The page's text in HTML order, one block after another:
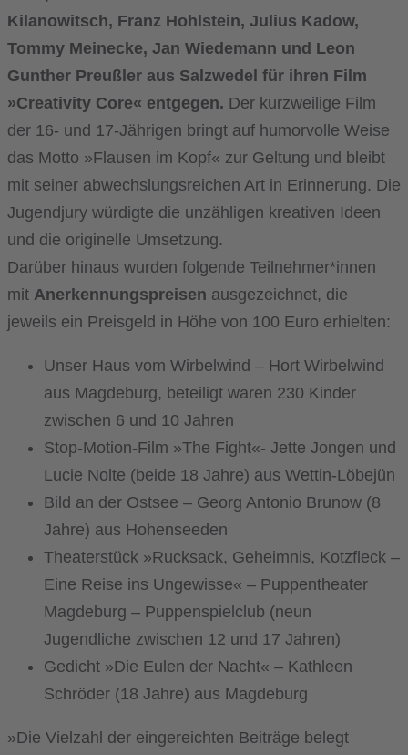
Kilanowitsch, Franz Hohlstein, Julius Kadow,
Tommy Meinecke, Jan Wiedemann und Leon
Gunther Preußler aus Salzwedel für ihren Film
»Creativity Core« entgegen. Der kurzweilige Film
der 16- und 17-Jährigen bringt auf humorvolle Weise
das Motto »Flausen im Kopf« zur Geltung und bleibt
mit seiner abwechslungsreichen Art in Erinnerung. Die
Jugendjury würdigte die unzähligen kreativen Ideen
und die originelle Umsetzung.
Darüber hinaus wurden folgende Teilnehmer*innen
mit Anerkennungspreisen ausgezeichnet, die
jeweils ein Preisgeld in Höhe von 100 Euro erhielten:
Unser Haus vom Wirbelwind – Hort Wirbelwind
aus Magdeburg, beteiligt waren 230 Kinder
zwischen 6 und 10 Jahren
Stop-Motion-Film »The Fight«- Jette Jongen und
Lucie Nolte (beide 18 Jahre) aus Wettin-Löbejün
Bild an der Ostsee – Georg Antonio Brunow (8
Jahre) aus Hohenseeden
Theaterstück »Rucksack, Geheimnis, Kotzfleck –
Eine Reise ins Ungewisse« – Puppentheater
Magdeburg – Puppenspielclub (neun
Jugendliche zwischen 12 und 17 Jahren)
Gedicht »Die Eulen der Nacht« – Kathleen
Schröder (18 Jahre) aus Magdeburg
»Die Vielzahl der eingereichten Beiträge belegt